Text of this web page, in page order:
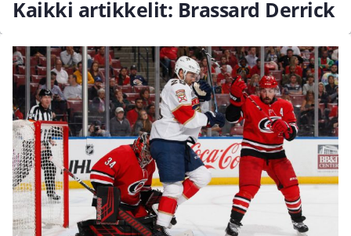
Kaikki artikkelit: Brassard Derrick